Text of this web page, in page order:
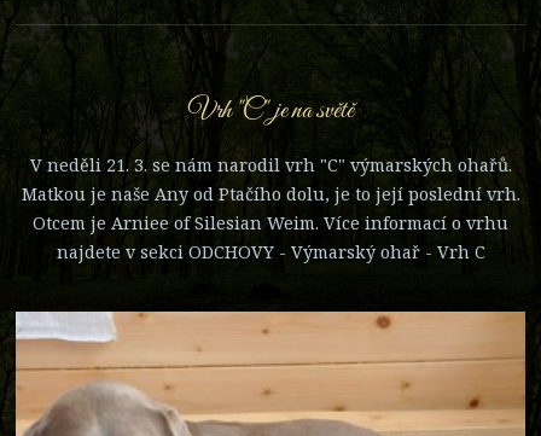
Vrh "C" je na světě
V neděli 21. 3. se nám narodil vrh "C" výmarských ohařů.
Matkou je naše Any od Ptačího dolu, je to její poslední vrh.
Otcem je Arniee of Silesian Weim. Více informací o vrhu
najdete v sekci ODCHOVY - Výmarský ohař - Vrh C